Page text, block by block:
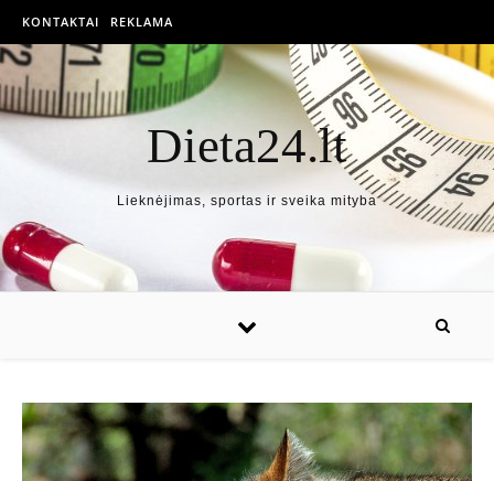
KONTAKTAI REKLAMA
Dieta24.lt
Lieknėjimas, sportas ir sveika mityba